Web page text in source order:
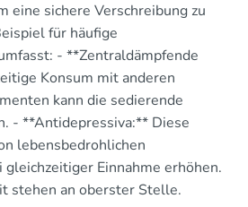
eine sichere Verschreibung zu
für häufige
- **Zentraldämpfende
Konsum mit anderen
kann die sedierende
- **Antidepressiva:** Diese
lebensbedrohlichen
Einnahme erhöhen.
stehen an oberster Stelle.